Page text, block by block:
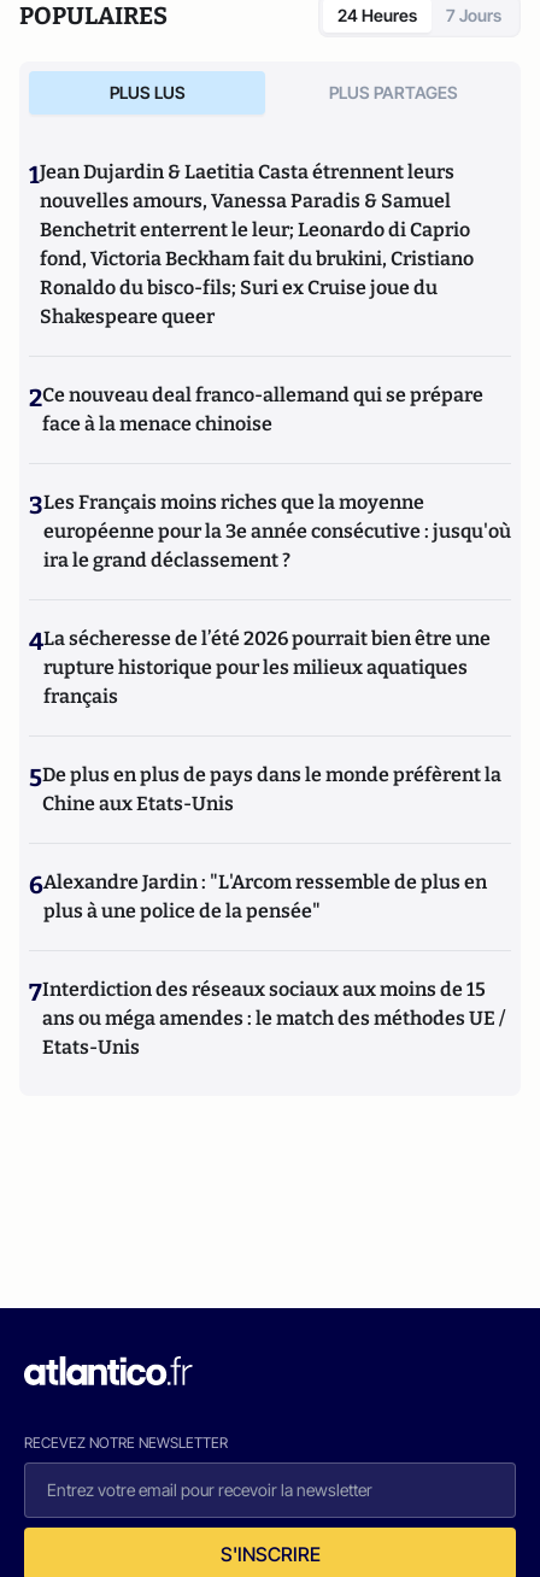
POPULAIRES 24 Heures 7 Jours
PLUS LUS PLUS PARTAGES
1Jean Dujardin & Laetitia Casta étrennent leurs
nouvelles amours, Vanessa Paradis & Samuel
Benchetrit enterrent le leur; Leonardo di Caprio
fond, Victoria Beckham fait du brukini, Cristiano
Ronaldo du bisco-fils; Suri ex Cruise joue du
Shakespeare queer
2Ce nouveau deal franco-allemand qui se prépare
face à la menace chinoise
3Les Français moins riches que la moyenne
européenne pour la 3e année consécutive : jusqu'où
ira le grand déclassement ?
4La sécheresse de l’été 2026 pourrait bien être une
rupture historique pour les milieux aquatiques
français
5De plus en plus de pays dans le monde préfèrent la
Chine aux Etats-Unis
6Alexandre Jardin : "L'Arcom ressemble de plus en
plus à une police de la pensée"
7Interdiction des réseaux sociaux aux moins de 15
ans ou méga amendes : le match des méthodes UE /
Etats-Unis
RECEVEZ NOTRE NEWSLETTER
S'INSCRIRE